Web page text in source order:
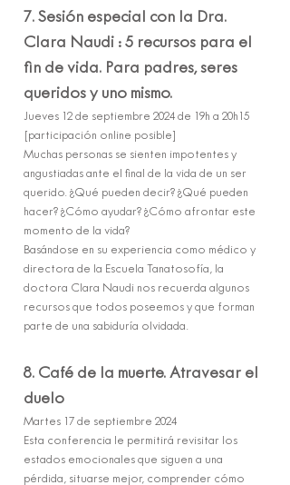
7. Sesión especial con la Dra.
Clara Naudi : 5 recursos para el
fin de vida. Para padres, seres
queridos y uno mismo.
Jueves 12 de septiembre 2024 de 19h a 20h15
[participación online posible]
Muchas personas se sienten impotentes y
angustiadas ante el final de la vida de un ser
querido. ¿Qué pueden decir? ¿Qué pueden
hacer? ¿Cómo ayudar? ¿Cómo afrontar este
momento de la vida?
Basándose en su experiencia como médico y
directora de la Escuela Tanatosofía, la
doctora Clara Naudi nos recuerda algunos
recursos que todos poseemos y que forman
parte de una sabiduría olvidada.
8. Café de la muerte. Atravesar el
duelo
Martes 17 de septiembre 2024
Esta conferencia le permitirá revisitar los
estados emocionales que siguen a una
pérdida, situarse mejor, comprender cómo